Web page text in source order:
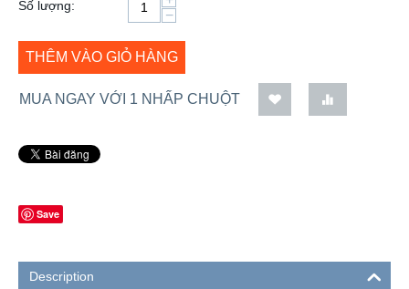
Số lượng:
−
THÊM VÀO GIỎ HÀNG
MUA NGAY VỚI 1 NHẤP CHUỘT
Save
Description